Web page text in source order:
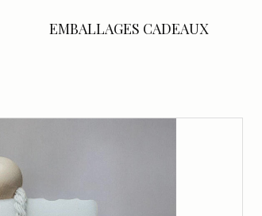
EMBALLAGES CADEAUX